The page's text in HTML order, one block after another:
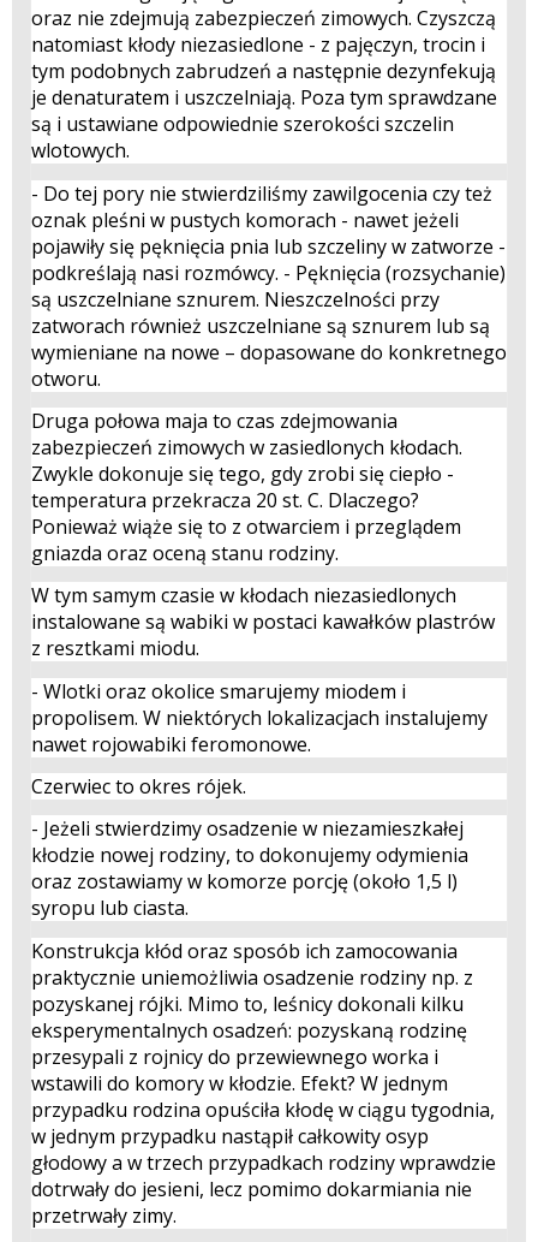
oraz nie zdejmują zabezpieczeń zimowych. Czyszczą
natomiast kłody niezasiedlone - z pajęczyn, trocin i
tym podobnych zabrudzeń a następnie dezynfekują
je denaturatem i uszczelniają. Poza tym sprawdzane
są i ustawiane odpowiednie szerokości szczelin
wlotowych.
- Do tej pory nie stwierdziliśmy zawilgocenia czy też
oznak pleśni w pustych komorach - nawet jeżeli
pojawiły się pęknięcia pnia lub szczeliny w zatworze -
podkreślają nasi rozmówcy. - Pęknięcia (rozsychanie)
są uszczelniane sznurem. Nieszczelności przy
zatworach również uszczelniane są sznurem lub są
wymieniane na nowe – dopasowane do konkretnego
otworu.
Druga połowa maja to czas zdejmowania
zabezpieczeń zimowych w zasiedlonych kłodach.
Zwykle dokonuje się tego, gdy zrobi się ciepło -
temperatura przekracza 20 st. C. Dlaczego?
Ponieważ wiąże się to z otwarciem i przeglądem
gniazda oraz oceną stanu rodziny.
W tym samym czasie w kłodach niezasiedlonych
instalowane są wabiki w postaci kawałków plastrów
z resztkami miodu.
- Wlotki oraz okolice smarujemy miodem i
propolisem. W niektórych lokalizacjach instalujemy
nawet rojowabiki feromonowe.
Czerwiec to okres rójek.
- Jeżeli stwierdzimy osadzenie w niezamieszkałej
kłodzie nowej rodziny, to dokonujemy odymienia
oraz zostawiamy w komorze porcję (około 1,5 l)
syropu lub ciasta.
Konstrukcja kłód oraz sposób ich zamocowania
praktycznie uniemożliwia osadzenie rodziny np. z
pozyskanej rójki. Mimo to, leśnicy dokonali kilku
eksperymentalnych osadzeń: pozyskaną rodzinę
przesypali z rojnicy do przewiewnego worka i
wstawili do komory w kłodzie. Efekt? W jednym
przypadku rodzina opuściła kłodę w ciągu tygodnia,
w jednym przypadku nastąpił całkowity osyp
głodowy a w trzech przypadkach rodziny wprawdzie
dotrwały do jesieni, lecz pomimo dokarmiania nie
przetrwały zimy.